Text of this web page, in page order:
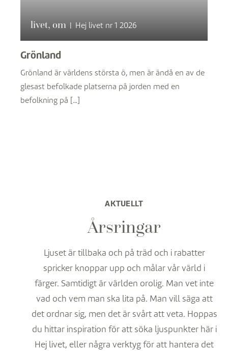
livet, om | Hej livet nr 1 2026
Grönland
Grönland är världens största ö, men är ändå en av de
glesast befolkade platserna på jorden med en
befolkning på […]
AKTUELLT
Årsringar
Ljuset är tillbaka och på träd och i rabatter
spricker knoppar upp och målar vår värld i
färger. Samtidigt är världen orolig. Man vet inte
vad och vem man ska lita på. Man vill säga att
det ordnar sig, men det är svårt att veta. Hoppas
du hittar inspiration för att söka ljuspunkter här i
Hej livet, eller några verktyg för att hantera det